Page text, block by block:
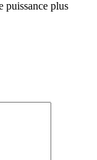
puissance plus